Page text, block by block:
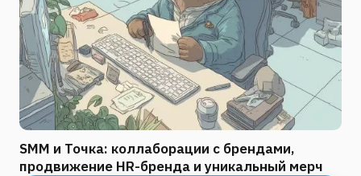
SMM и Точка: коллаборации с брендами,
продвижение HR-бренда и уникальный мерч